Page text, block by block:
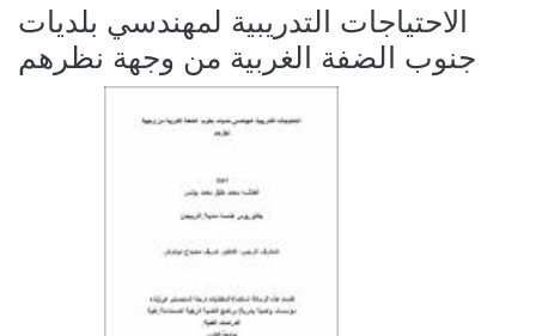
الاحتياجات التدريبية لمهندسي بلديات
جنوب الضفة الغربية من وجهة نظرهم